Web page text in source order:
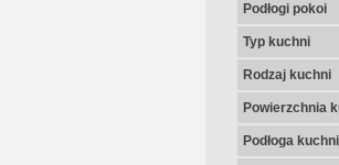
Podłogi pokoi
Typ kuchni
Rodzaj kuchni
Powierzchnia
Podłoga kuchni